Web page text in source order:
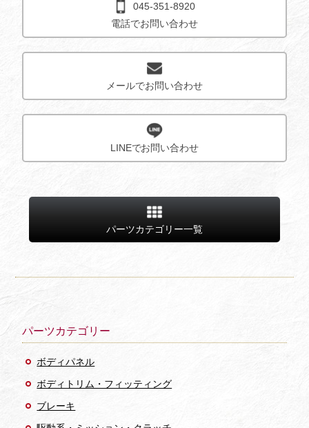
045-351-8920
電話でお問い合わせ
メールでお問い合わせ
LINEでお問い合わせ
パーツカテゴリー一覧
パーツカテゴリー
ボディパネル
ボディトリム・フィッティング
ブレーキ